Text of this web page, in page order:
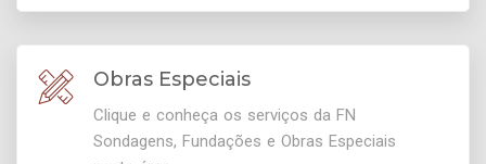
Obras Especiais
Clique e conheça os serviços da FN
Sondagens, Fundações e Obras Especiais